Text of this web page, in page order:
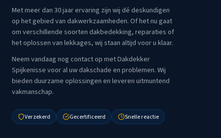
Met meer dan 30 jaar ervaring zijn wij dé deskundigen
op het gebied van dakwerkzaamheden. Of het nu gaat
om verschillende soorten dakbedekking, reparaties of
het oplossen van lekkages, wij staan altijd voor u klaar.
Neem vandaag nog contact op met Dakdekker
Spijkenisse voor al uw dakschade en problemen. Wij
bieden duurzame oplossingen en leveren uitmuntend
vakmanschap.
Verzekerd Gecertificeerd Snelle reactie